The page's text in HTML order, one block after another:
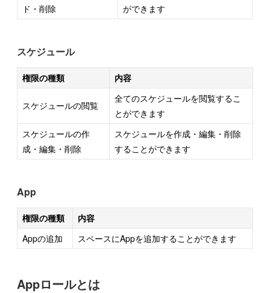
ド・削除
ができます
スケジュール
権限の種類 内容
スケジュールの閲覧
全てのスケジュールを閲覧するこ
とができます
スケジュールの作
成・編集・削除
スケジュールを作成・編集・削除
することができます
App
権限の種類
内容
Appの追加
スペースにAppを追加することができます
Appロールとは